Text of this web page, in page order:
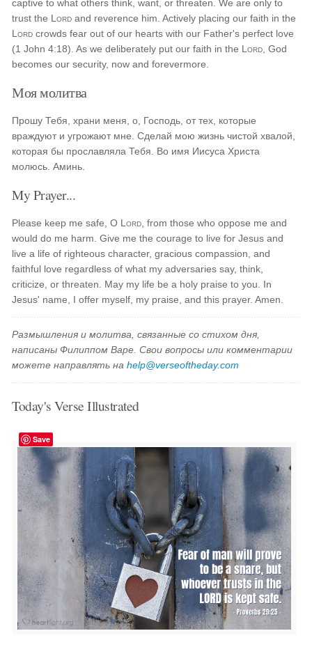
captive to what others think, want, or threaten. We are only to
trust the Lord and reverence him. Actively placing our faith in the
Lord crowds fear out of our hearts with our Father's perfect love
(1 John 4:18). As we deliberately put our faith in the Lord , God
becomes our security, now and forevermore.
Моя молитва
Прошу Тебя, храни меня, о, Господь, от тех, которые
враждуют и угрожают мне. Сделай мою жизнь чистой хвалой,
которая бы прославляла Тебя. Во имя Иисуса Христа
молюсь. Аминь.
My Prayer...
Please keep me safe, O Lord , from those who oppose me and
would do me harm. Give me the courage to live for Jesus and
live a life of righteous character, gracious compassion, and
faithful love regardless of what my adversaries say, think,
criticize, or threaten. May my life be a holy praise to you. In
Jesus' name, I offer myself, my praise, and this prayer. Amen.
Размышления и молитва, связанные со стихом дня,
написаны Филиппом Варе. Свои вопросы или комментарии
можете направлять наhelp@verseoftheday.com
Today's Verse Illustrated
Save